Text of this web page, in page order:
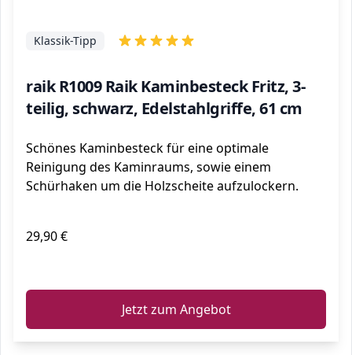
raik R1009 Raik Kaminbesteck Fritz, 3-
teilig, schwarz, Edelstahlgriffe, 61 cm
Klassik-Tipp
Schönes Kaminbesteck für eine optimale
Reinigung des Kaminraums, sowie einem
Schürhaken um die Holzscheite aufzulockern.
29,90 €
Jetzt zum Angebot